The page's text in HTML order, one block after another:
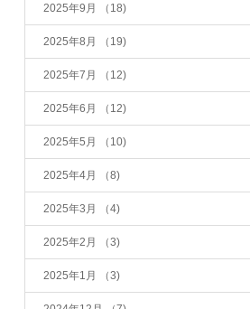
2025年9月 （18)
2025年8月 （19)
2025年7月 （12)
2025年6月 （12)
2025年5月 （10)
2025年4月 （8)
2025年3月 （4)
2025年2月 （3)
2025年1月 （3)